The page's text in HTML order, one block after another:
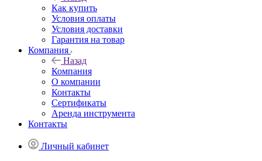
Как купить
Условия оплаты
Условия доставки
Гарантия на товар
Компания
Назад
Компания
О компании
Контакты
Сертификаты
Аренда инструмента
Контакты
Личный кабинет